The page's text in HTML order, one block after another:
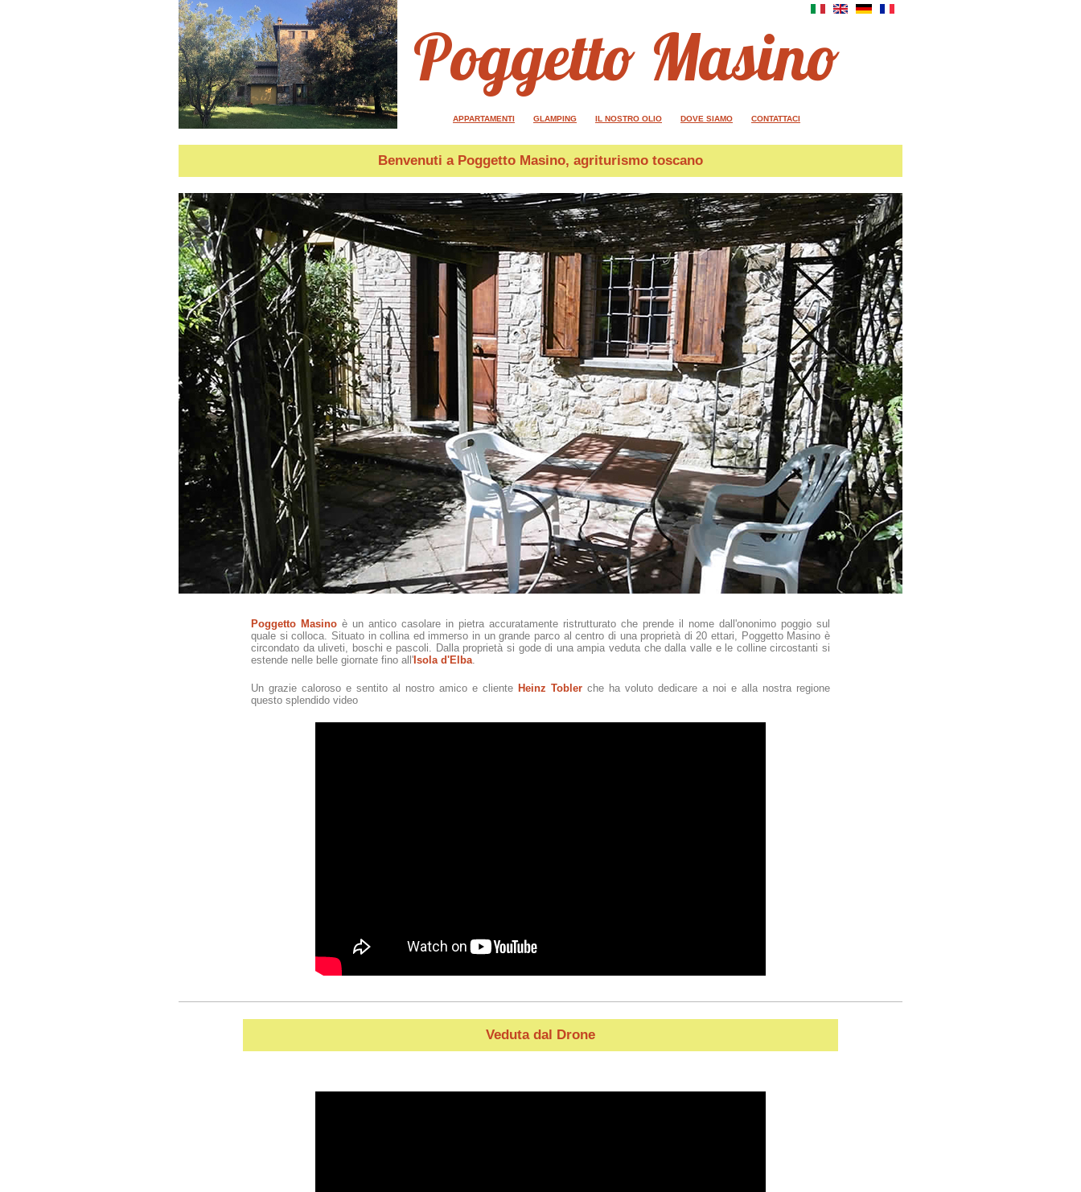
Poggetto Masino
APPARTAMENTI GLAMPING IL NOSTRO OLIO DOVE SIAMO CONTATTACI
Benvenuti a Poggetto Masino, agriturismo toscano
Poggetto Masino è un antico casolare in pietra accuratamente ristrutturato che prende il nome dall'ononimo poggio sul
quale si colloca. Situato in collina ed immerso in un grande parco al centro di una proprietà di 20 ettari, Poggetto Masino è
circondato da uliveti, boschi e pascoli. Dalla proprietà si gode di una ampia veduta che dalla valle e le colline circostanti si
estende nelle belle giornate fino all'Isola d'Elba
Un grazie caloroso e sentito al nostro amico e cliente Heinz Tobler che ha voluto dedicare a noi e alla nostra regione
questo splendido video
Veduta dal Drone